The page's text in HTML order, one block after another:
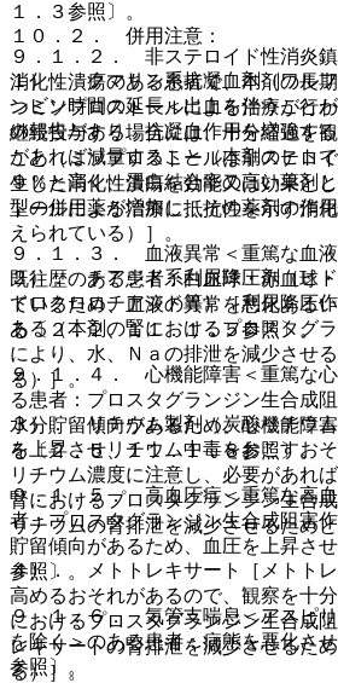
１０．２． 併用注意：
１）． クマリン系抗凝血剤（ワル
ンビン時間の延長＜出血を伴うこと
の報告があり、抗凝血作用を増強す
があれば減量すること（本剤のヒト
９％と高く、蛋白結合率の高い薬剤
型の併用薬が増加し、その薬剤の作
えられている）］。
２）． チアジド系利尿降圧剤（ヒ
ドロクロロチアジド等）［利尿降圧
ある（本剤の腎におけるプロスタグ
により、水、Ｎａの排泄を減少させ
る）］。
３）． リチウム製剤（炭酸リチウ
を上昇させリチウム中毒をおこすお
リチウム濃度に注意し、必要があれ
腎におけるプロスタグランジン生合
リチウムの腎排泄を減少させるため
４）． メトトレキサート［メトト
高めるおそれがあるので、観察を十
におけるプロスタグランジン生合成
レキサートの腎排泄を減少させるた
る）］。
１．３参照〕。
９．１．２． 非ステロイド性消炎
消化性潰瘍のある患者で、本剤の長
つミソプロストールによる治療が行
継続投与する場合には、十分経過を
こと（ミソプロストールは非ステロ
生じた消化性潰瘍を効能又は効果と
トールによる治療に抵抗性を示す消
９．１．３． 血液異常＜重篤な血
既往歴のある患者：白血球・赤血球
ているため、血液の異常を悪化ある
る〔２．２、１１．１．５参照〕。
９．１．４． 心機能障害＜重篤な
る患者：プロスタグランジン生合成
水分貯留傾向があるため、心機能障
る〔２．５、１１．１．８参照〕。
９．１．５． 高血圧症＜重篤な高
者：プロスタグランジン生合成阻害
貯留傾向があるため、血圧を上昇さ
参照〕。
９．１．６． 気管支喘息＜アスピ
を除く＞のある患者：病態を悪化さ
参照〕。